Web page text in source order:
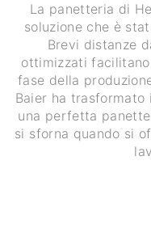
La panetteria di
soluzione che è
Brevi distanze
ottimizzati
fase della
Baier ha
una perfetta
si sforna quando si